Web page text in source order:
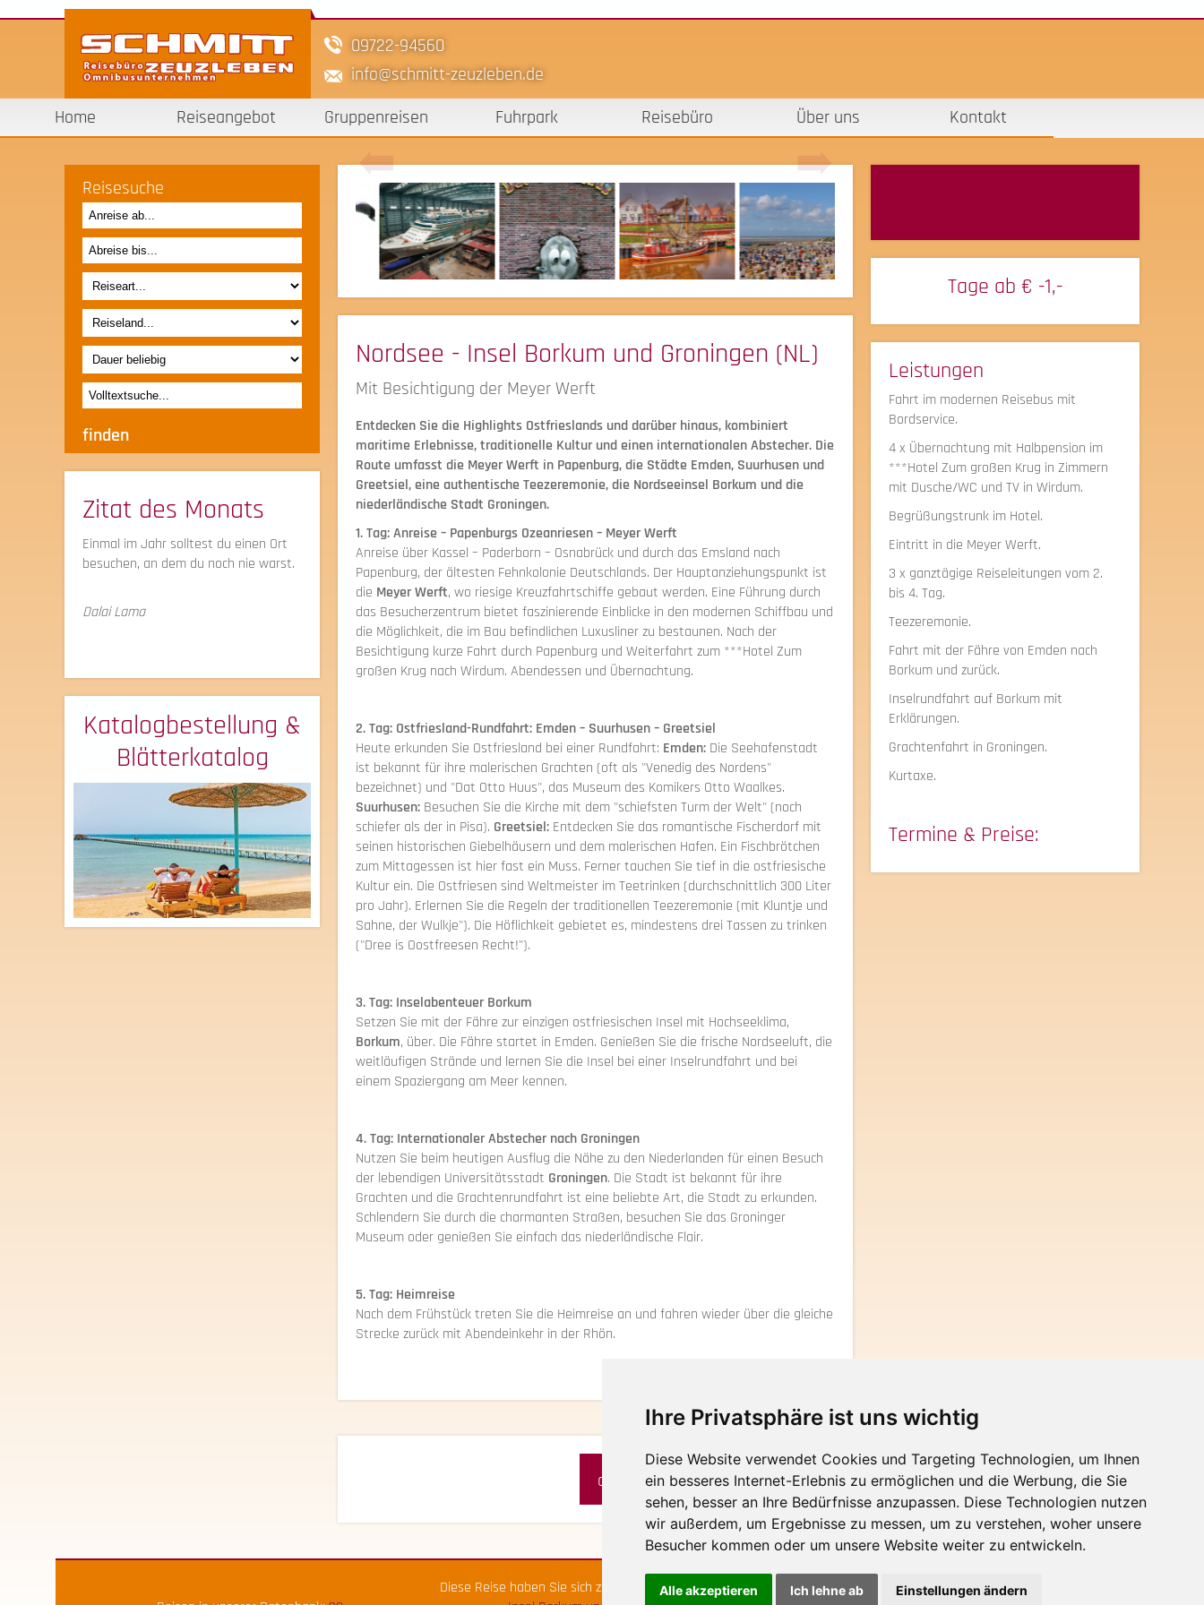
Ihre Privatsphäre ist uns wichtig
Diese Website verwendet Cookies und Targeting Technologien, um Ihnen
ein besseres Internet-Erlebnis zu ermöglichen und die Werbung, die Sie
sehen, besser an Ihre Bedürfnisse anzupassen. Diese Technologien nutzen
wir außerdem, um Ergebnisse zu messen, um zu verstehen, woher unsere
Besucher kommen oder um unsere Website weiter zu entwickeln.
Alle akzeptieren Ich lehne ab Einstellungen ändern
09722-94560
info schmitt-zeuzleben.de
Home
Reiseangebot Gruppenreisen Fuhrpark Reisebüro Über uns Kontakt
Reisesuche
Zitat des Monats
Einmal im Jahr solltest du einen Ort
besuchen, an dem du noch nie warst.
Dalai Lama
Katalogbestellung &
Blätterkatalog
Nordsee - Insel Borkum und Groningen (NL)
Mit Besichtigung der Meyer Werft
Entdecken Sie die Highlights Ostfrieslands und darüber hinaus, kombiniert
maritime Erlebnisse, traditionelle Kultur und einen internationalen Abstecher. Die
Route umfasst die Meyer Werft in Papenburg, die Städte Emden, Suurhusen und
Greetsiel, eine authentische Teezeremonie, die Nordseeinsel Borkum und die
niederländische Stadt Groningen.
1. Tag: Anreise – Papenburgs Ozeanriesen – Meyer Werft
Anreise über Kassel – Paderborn – Osnabrück und durch das Emsland nach
Papenburg, der ältesten Fehnkolonie Deutschlands. Der Hauptanziehungspunkt ist
die Meyer Werft, wo riesige Kreuzfahrtschiffe gebaut werden. Eine Führung durch
das Besucherzentrum bietet faszinierende Einblicke in den modernen Schiffbau und
die Möglichkeit, die im Bau befindlichen Luxusliner zu bestaunen. Nach der
Besichtigung kurze Fahrt durch Papenburg und Weiterfahrt zum ***Hotel Zum
großen Krug nach Wirdum. Abendessen und Übernachtung.
2. Tag: Ostfriesland-Rundfahrt: Emden – Suurhusen – Greetsiel
Heute erkunden Sie Ostfriesland bei einer Rundfahrt: Emden: Die Seehafenstadt
ist bekannt für ihre malerischen Grachten (oft als "Venedig des Nordens"
bezeichnet) und "Dat Otto Huus", das Museum des Komikers Otto Waalkes.
Suurhusen: Besuchen Sie die Kirche mit dem "schiefsten Turm der Welt" (noch
schiefer als der in Pisa). Greetsiel: Entdecken Sie das romantische Fischerdorf mit
seinen historischen Giebelhäusern und dem malerischen Hafen. Ein Fischbrötchen
zum Mittagessen ist hier fast ein Muss. Ferner tauchen Sie tief in die ostfriesische
Kultur ein. Die Ostfriesen sind Weltmeister im Teetrinken (durchschnittlich 300 Liter
pro Jahr). Erlernen Sie die Regeln der traditionellen Teezeremonie (mit Kluntje und
Sahne, der Wulkje"). Die Höflichkeit gebietet es, mindestens drei Tassen zu trinken
("Dree is Oostfreesen Recht!").
3. Tag: Inselabenteuer Borkum
Setzen Sie mit der Fähre zur einzigen ostfriesischen Insel mit Hochseeklima,
Borkum, über. Die Fähre startet in Emden. Genießen Sie die frische Nordseeluft, die
weitläufigen Strände und lernen Sie die Insel bei einer Inselrundfahrt und bei
einem Spaziergang am Meer kennen.
4. Tag: Internationaler Abstecher nach Groningen
Nutzen Sie beim heutigen Ausflug die Nähe zu den Niederlanden für einen Besuch
der lebendigen Universitätsstadt Groningen. Die Stadt ist bekannt für ihre
Grachten und die Grachtenrundfahrt ist eine beliebte Art, die Stadt zu erkunden.
Schlendern Sie durch die charmanten Straßen, besuchen Sie das Groninger
Museum oder genießen Sie einfach das niederländische Flair.
5. Tag: Heimreise
Nach dem Frühstück treten Sie die Heimreise an und fahren wieder über die gleiche
Strecke zurück mit Abendeinkehr in der Rhön.
Tage ab € -1,-
Leistungen
Fahrt im modernen Reisebus mit
Bordservice.
4 x Übernachtung mit Halbpension im
***Hotel Zum großen Krug in Zimmern
mit Dusche/WC und TV in Wirdum.
Begrüßungstrunk im Hotel.
Eintritt in die Meyer Werft.
3 x ganztägige Reiseleitungen vom 2.
bis 4. Tag.
Teezeremonie.
Fahrt mit der Fähre von Emden nach
Borkum und zurück.
Inselrundfahrt auf Borkum mit
Erklärungen.
Grachtenfahrt in Groningen.
Kurtaxe.
Termine & Preise:
drucken merken anfragen
Diese Reise haben Sie sich zuletzt angesehen:Nordsee -